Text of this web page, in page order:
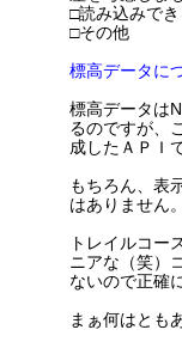
□読み込みで
□その他
標高データに
標高データは
るのですが、
成したＡＰＩ
もちろん、表
はありません
トレイルコー
ニアな（笑）
ないので正確
まぁ何はとも